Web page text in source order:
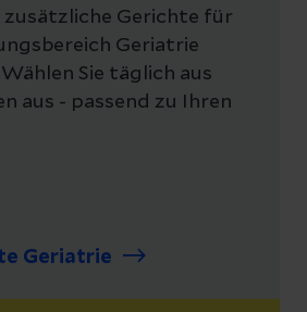
zusätzliche Gerichte für
Geriatrie
Sie täglich aus
aus - passend zu Ihren
Geriatrie